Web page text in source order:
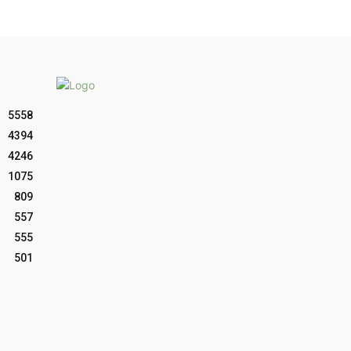
5558
4394
4246
1075
809
557
555
501